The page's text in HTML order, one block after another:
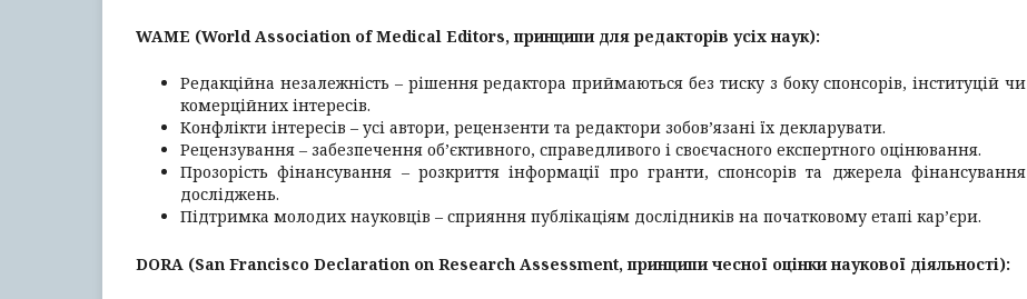
WAME (World Association of Medical Editors, принципи для редакторів усіх наук):
Редакційна незалежність – рішення редактора приймаються без тиску з боку спонсорів, інституцій чи
комерційних інтересів.
Конфлікти інтересів – усі автори, рецензенти та редактори зобов’язані їх декларувати.
Рецензування – забезпечення об’єктивного, справедливого і своєчасного експертного оцінювання.
Прозорість фінансування – розкриття інформації про гранти, спонсорів та джерела фінансування
досліджень.
Підтримка молодих науковців – сприяння публікаціям дослідників на початковому етапі кар’єри.
DORA (San Francisco Declaration on Research Assessment, принципи чесної оцінки наукової діяльності):